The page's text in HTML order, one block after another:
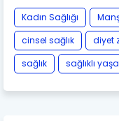
Kadın Sağlığı
cinsel sağlık
diyet
sağlık
sağlıklı